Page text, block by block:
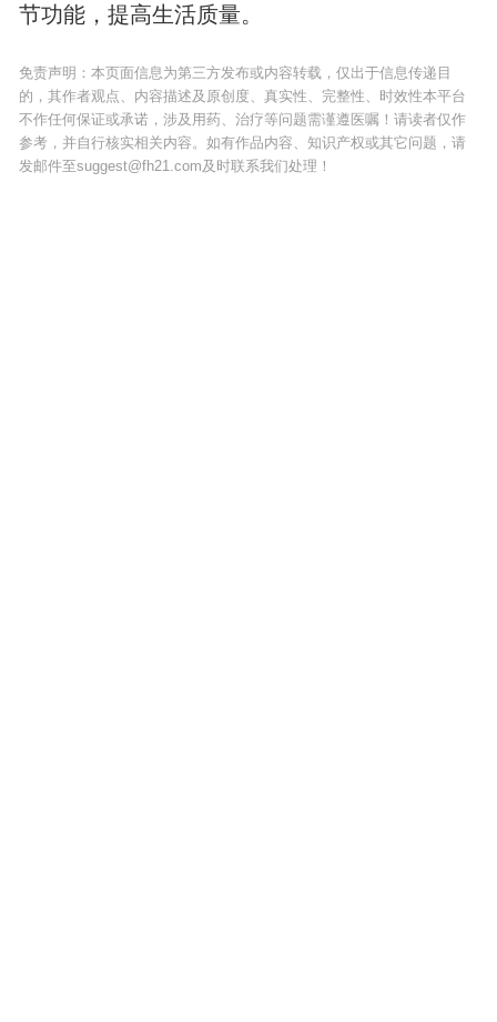
节功能，提高生活质量。
免责声明：本页面信息为第三方发布或内容转载，仅出于信息传递目
的，其作者观点、内容描述及原创度、真实性、完整性、时效性本平台
不作任何保证或承诺，涉及用药、治疗等问题需谨遵医嘱！请读者仅作
参考，并自行核实相关内容。如有作品内容、知识产权或其它问题，请
发邮件至suggest@fh21.com及时联系我们处理！